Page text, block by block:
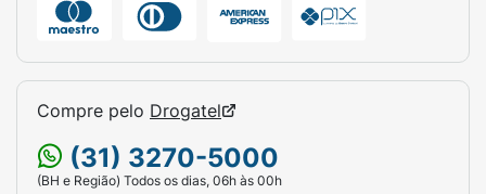
Compre pelo Drogatel
(31) 3270-5000
(BH e Região) Todos os dias, 06h às 00h